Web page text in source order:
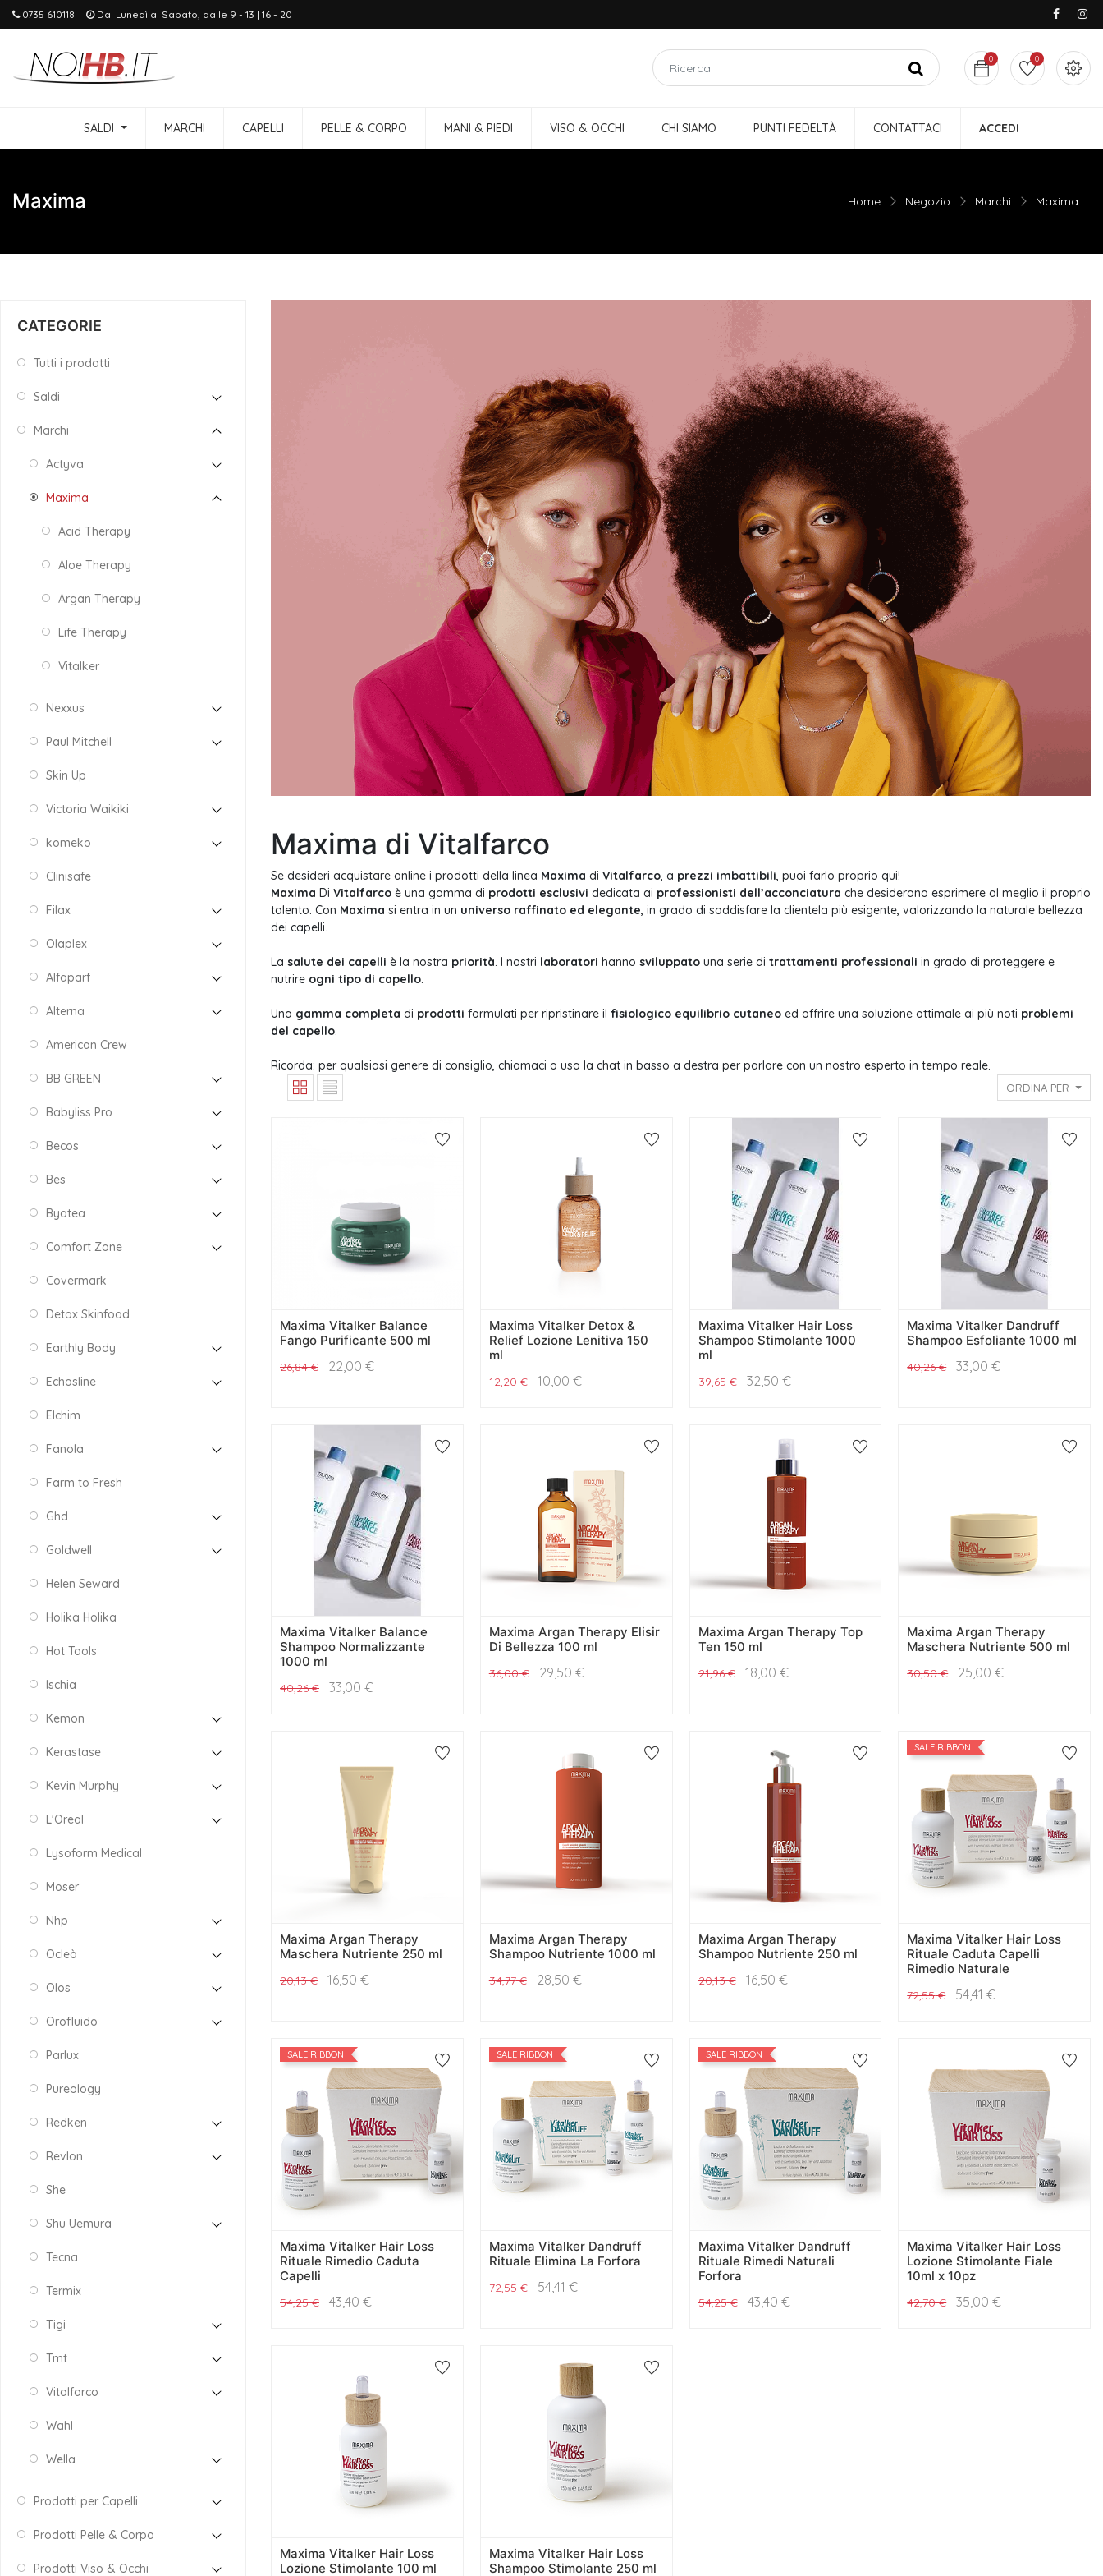
0735 610118 Dal Lunedì al Sabato, dalle 9 - 13 | 16 - 20
0 0
SALDI MARCHI CAPELLI PELLE & CORPO MANI & PIEDI VISO & OCCHI CHI SIAMO PUNTI FEDELTÀ CONTATTACI ACCEDI
Maxima Home Negozio Marchi Maxima
CATEGORIE
Tutti i prodotti
Saldi
Marchi
Actyva
Maxima
Acid Therapy
Aloe Therapy
Argan Therapy
Life Therapy
Vitalker
Nexxus
Paul Mitchell
Skin Up
Victoria Waikiki
komeko
Clinisafe
Filax
Olaplex
Alfaparf
Alterna
American Crew
BB GREEN
Babyliss Pro
Becos
Bes
Byotea
Comfort Zone
Covermark
Detox Skinfood
Earthly Body
Echosline
Elchim
Fanola
Farm to Fresh
Ghd
Goldwell
Helen Seward
Holika Holika
Hot Tools
Ischia
Kemon
Kerastase
Kevin Murphy
L'Oreal
Lysoform Medical
Moser
Nhp
Ocleò
Olos
Orofluido
Parlux
Pureology
Redken
Revlon
She
Shu Uemura
Tecna
Termix
Tigi
Tmt
Vitalfarco
Wahl
Wella
Prodotti per Capelli
Prodotti Pelle & Corpo
Prodotti Viso & Occhi
Maxima di Vitalfarco
Se desideri acquistare online i prodotti della linea Maxima di Vitalfarco, a prezzi imbattibili, puoi farlo proprio qui!
Maxima Di Vitalfarco è una gamma di prodotti esclusivi dedicata ai professionisti dell’acconciatura che desiderano esprimere al meglio il proprio
talento. Con Maxima si entra in un universo raffinato ed elegante, in grado di soddisfare la clientela più esigente, valorizzando la naturale bellezza
dei capelli.
La salute dei capelli è la nostra priorità. I nostri laboratori hanno sviluppato una serie di trattamenti professionali in grado di proteggere e
nutrire ogni tipo di capello.
Una gamma completa di prodotti formulati per ripristinare il fisiologico equilibrio cutaneo ed offrire una soluzione ottimale ai più noti problemi
del capello.
Ricorda: per qualsiasi genere di consiglio, chiamaci o usa la chat in basso a destra per parlare con un nostro esperto in tempo reale.
ORDINA PER
Maxima Vitalker Balance
Fango Purificante 500 ml
26,84€ 22,00 €
Maxima Vitalker Detox &
Relief Lozione Lenitiva 150
ml
12,20€ 10,00 €
Maxima Vitalker Hair Loss
Shampoo Stimolante 1000
ml
39,65€ 32,50 €
Maxima Vitalker Dandruff
Shampoo Esfoliante 1000 ml
40,26€ 33,00 €
Maxima Vitalker Balance
Shampoo Normalizzante
1000 ml
40,26€ 33,00 €
Maxima Argan Therapy Elisir
Di Bellezza 100 ml
36,00€ 29,50 €
Maxima Argan Therapy Top
Ten 150 ml
21,96€ 18,00 €
Maxima Argan Therapy
Maschera Nutriente 500 ml
30,50€ 25,00 €
Maxima Argan Therapy
Maschera Nutriente 250 ml
20,13€ 16,50 €
Maxima Argan Therapy
Shampoo Nutriente 1000 ml
34,77€ 28,50 €
Maxima Argan Therapy
Shampoo Nutriente 250 ml
20,13€ 16,50 €
SALE RIBBON
Maxima Vitalker Hair Loss
Rituale Caduta Capelli
Rimedio Naturale
72,55€ 54,41 €
SALE RIBBON
Maxima Vitalker Hair Loss
Rituale Rimedio Caduta
Capelli
54,25€ 43,40 €
SALE RIBBON
Maxima Vitalker Dandruff
Rituale Elimina La Forfora
72,55€ 54,41 €
SALE RIBBON
Maxima Vitalker Dandruff
Rituale Rimedi Naturali
Forfora
54,25€ 43,40 €
Maxima Vitalker Hair Loss
Lozione Stimolante Fiale
10ml x 10pz
42,70€ 35,00 €
Maxima Vitalker Hair Loss
Lozione Stimolante 100 ml
Maxima Vitalker Hair Loss
Shampoo Stimolante 250 ml